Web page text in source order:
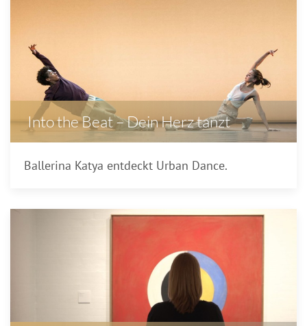
Into the Beat – Dein Herz tanzt
Ballerina Katya entdeckt Urban Dance.